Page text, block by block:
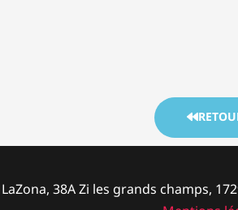
LaZona, 38A Zi les grands champs,